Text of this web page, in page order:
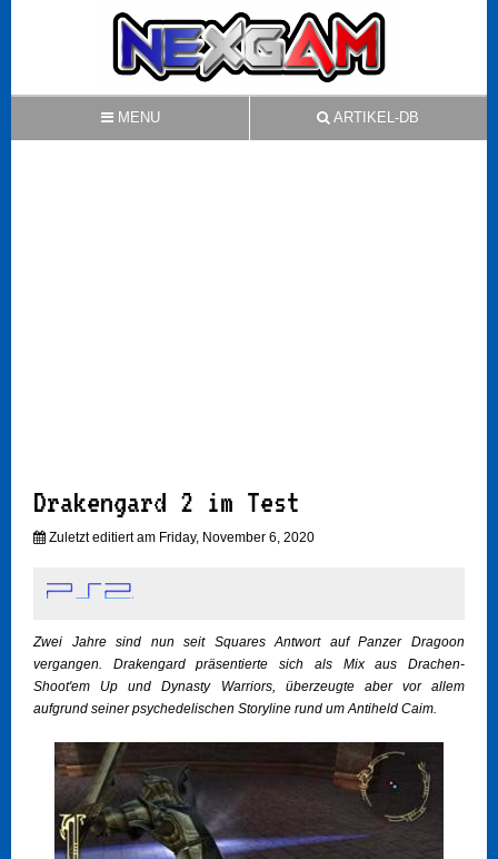
MENU ARTIKEL-DB
Drakengard 2 im Test
Zuletzt editiert am Friday, November 6, 2020
Zwei Jahre sind nun seit Squares Antwort auf Panzer Dragoon
vergangen. Drakengard präsentierte sich als Mix aus Drachen-
Shoot'em Up und Dynasty Warriors, überzeugte aber vor allem
aufgrund seiner psychedelischen Storyline rund um Antiheld Caim.